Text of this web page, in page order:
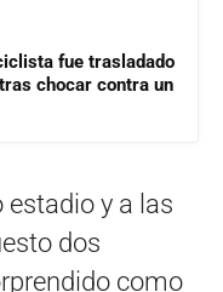
fue trasladado
chocar contra un
y a las
dos
como